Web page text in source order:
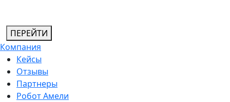
ПЕРЕЙТИ
Компания
Кейсы
Отзывы
Партнеры
Робот Амели